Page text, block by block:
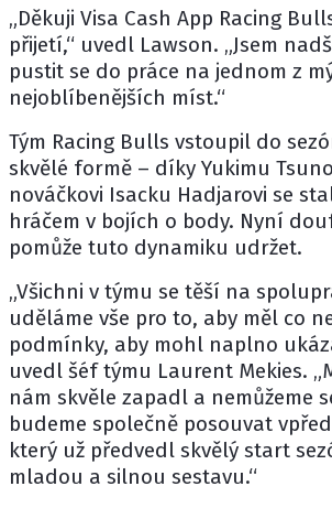
„Děkuji Visa Cash App Racing
přijetí,“ uvedl Lawson. „Jsem
pustit se do práce na jednom z
nejoblíbenějších míst.“
Tým Racing Bulls vstoupil do
skvělé formě – díky Yukimu
nováčkovi Isacku Hadjarovi se
hráčem v bojích o body. Nyní
pomůže tuto dynamiku udržet.
„Všichni v týmu se těší na
uděláme vše pro to, aby měl co
podmínky, aby mohl naplno
uvedl šéf týmu Laurent Mekies.
nám skvěle zapadl a nemůžeme
budeme společně posouvat
který už předvedl skvělý start
mladou a silnou sestavu.“